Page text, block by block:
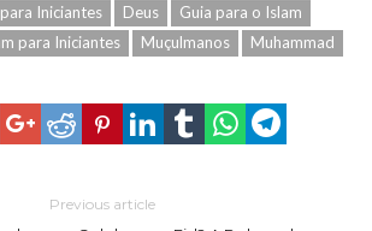
Iniciantes
Deus
Guia para o Islam
para Iniciantes Muçulmanos Muhammad
Previous article